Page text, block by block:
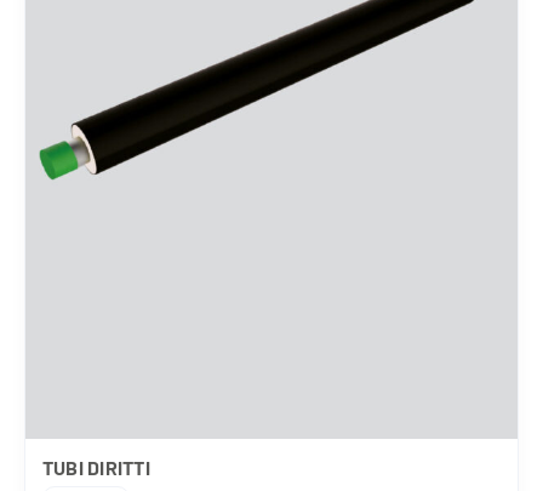
TUBI DIRITTI